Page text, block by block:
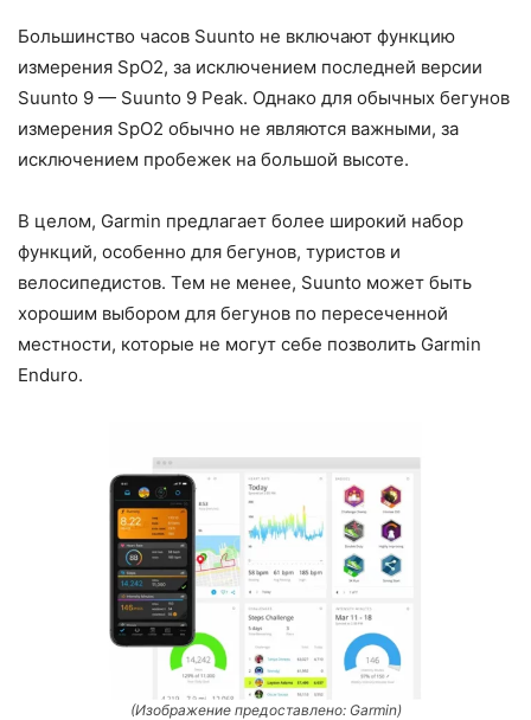
Большинство часов Suunto не включают функцию
измерения SpO2, за исключением последней версии
Suunto 9 — Suunto 9 Peak. Однако для обычных бегунов
измерения SpO2 обычно не являются важными, за
исключением пробежек на большой высоте.
В целом, Garmin предлагает более широкий набор
функций, особенно для бегунов, туристов и
велосипедистов. Тем не менее, Suunto может быть
хорошим выбором для бегунов по пересеченной
местности, которые не могут себе позволить Garmin
Enduro.
(Изображение предоставлено: Garmin)